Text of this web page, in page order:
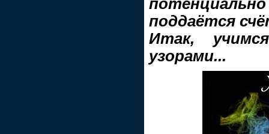
поддаётся
Итак,
узорами...